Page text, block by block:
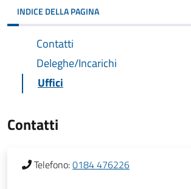
INDICE DELLA PAGINA
Contatti
Deleghe/Incarichi
Uffici
Contatti
Telefono:0184 476226